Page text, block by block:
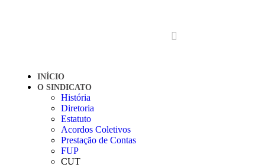
INÍCIO
O SINDICATO
História
Diretoria
Estatuto
Acordos Coletivos
Prestação de Contas
FUP
CUT